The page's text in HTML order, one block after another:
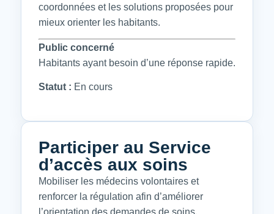
coordonnées et les solutions proposées pour
mieux orienter les habitants.
Public concerné
Habitants ayant besoin d’une réponse rapide.
Statut : En cours
Participer au Service
d’accès aux soins
Mobiliser les médecins volontaires et
renforcer la régulation afin d’améliorer
l’orientation des demandes de soins.